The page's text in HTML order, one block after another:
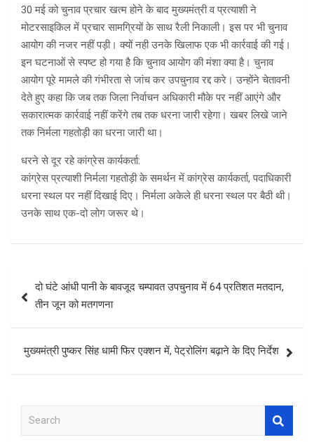
30 मई को चुनाव प्रचार खत्म होने के बाद मुख्यमंत्री व प्रत्याशी ने
मोटरसाइकिल में प्रचार सामग्रियों के साथ रैली निकाली। इस पर भी चुनाव
आयोग की नजर नहीं पड़ी। क्यों नही उनके खिलाफ एक भी कार्रवाई की गई।
इन घटनाओं से स्पष्ट हो गया है कि चुनाव आयोग की मंशा क्या है। चुनाव
आयोग पूरे मामले की गंभीरता से जांच कर उपचुनाव रद्द करे। उन्होंने चेतावनी
देते हुए कहा कि जब तक जिला निर्वाचन अधिकारी मौके पर नहीं आएंगे और
सकारात्मक कार्रवाई नहीं करेंगे तब तक धरना जारी रहेगा। खबर लिखे जाने
तक निर्मला गहतोड़ी का धरना जारी था।
धरने से दूर रहे कांग्रेस कार्यकर्ता:
कांग्रेस प्रत्याशी निर्मला गहतोड़ी के समर्थन में कांग्रेस कार्यकर्ता, पदाधिकारी
धरना स्थल पर नहीं दिखाई दिए। निर्मला अकेले ही धरना स्थल पर बैठी थी।
उनके साथ एक-दो लोग जरूर थे।
navigation
दो घंटे आंधी पानी के बावजूद चम्पावत उपचुनाव में 64 प्रतिशत मतदान,
तीन जून को मतगणना
मुख्यमंत्री पुष्कर सिंह धामी फिर एक्शन में, पेट्रोलिंग बढ़ाने के दिए निर्देश